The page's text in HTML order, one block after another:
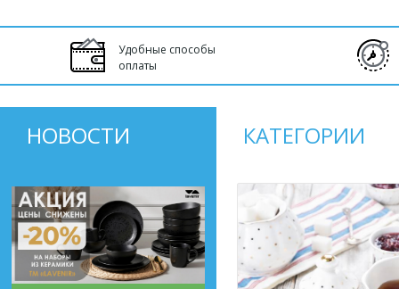
Удобные способы
оплаты
НОВОСТИ КАТЕГОРИИ